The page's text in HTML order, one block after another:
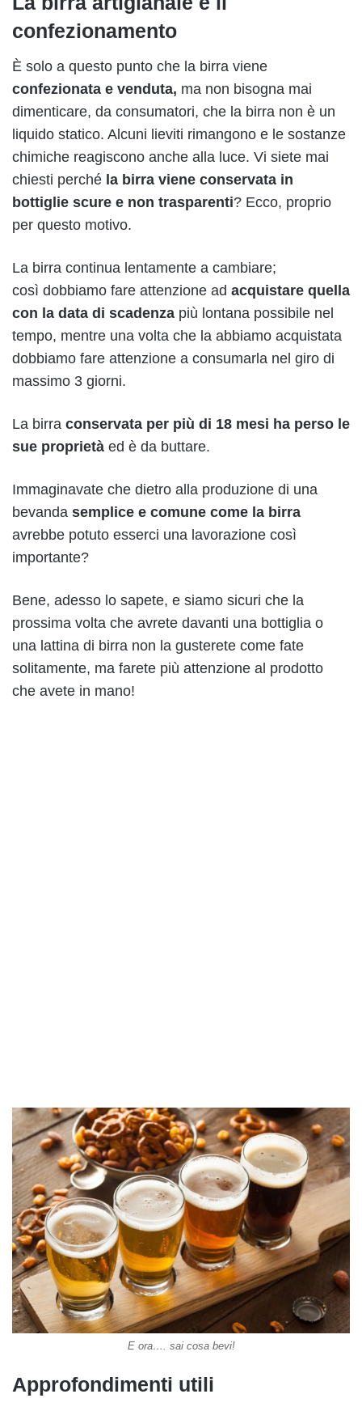
confezionamento
È solo a questo punto che la birra viene
confezionata e venduta, ma non bisogna mai
dimenticare, da consumatori, che la birra non è un
liquido statico. Alcuni lieviti rimangono e le sostanze
chimiche reagiscono anche alla luce. Vi siete mai
chiesti perché la birra viene conservata in
bottiglie scure e non trasparenti? Ecco, proprio
per questo motivo.
La birra continua lentamente a cambiare;
così dobbiamo fare attenzione ad acquistare quella
con la data di scadenza più lontana possibile nel
tempo, mentre una volta che la abbiamo acquistata
dobbiamo fare attenzione a consumarla nel giro di
massimo 3 giorni.
La birra conservata per più di 18 mesi ha perso le
sue proprietà ed è da buttare.
Immaginavate che dietro alla produzione di una
bevanda semplice e comune come la birra
avrebbe potuto esserci una lavorazione così
importante?
Bene, adesso lo sapete, e siamo sicuri che la
prossima volta che avrete davanti una bottiglia o
una lattina di birra non la gusterete come fate
solitamente, ma farete più attenzione al prodotto
che avete in mano!
E ora…. sai cosa bevi!
Approfondimenti utili